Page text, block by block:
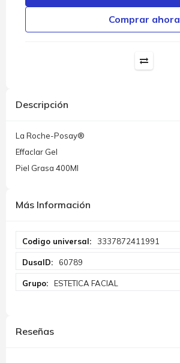
Comprar ahora
Descripción
La Roche-Posay®
Effaclar Gel
Piel Grasa 400Ml
Más Información
Información
3337872411991
60789
ESTETICA FACIAL
Reseñas